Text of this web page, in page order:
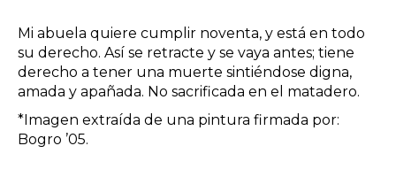
Mi abuela quiere cumplir noventa, y está en todo
su derecho. Así se retracte y se vaya antes; tiene
derecho a tener una muerte sintiéndose digna,
amada y apañada. No sacrificada en el matadero.
*Imagen extraída de una pintura firmada por:
Bogro ’05.